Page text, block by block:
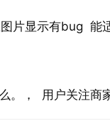
片显示有bug  能
。，  用户关注